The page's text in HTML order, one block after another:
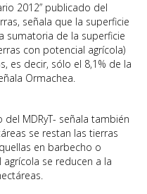
2012” publicado del
señala que la superficie
sumatoria de la superficie
con potencial agrícola)
es decir, sólo el 8,1% de la
Ormachea.
MDRyT- señala también
se restan las tierras
en barbecho o
se reducen a la